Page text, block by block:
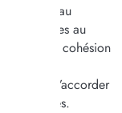
au
et adaptées au
la cohésion
afin d’accorder
nécessaires.